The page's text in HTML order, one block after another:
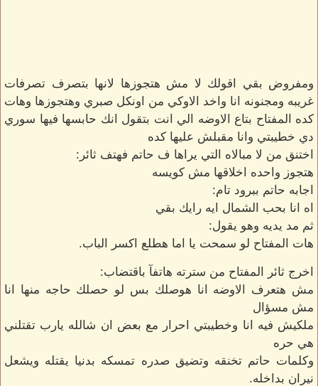
ومفروض بقي اقولك لا مش هتجوزها لانها بتصرف تصرفات
غريبه ومجنونه انا واخد الاوكي من اونكل صبري وهتجوزها وهات
كده المفتاح بتاع الاوضه الي انت بتقول انك حابسها فيها سوري
دي خطيبتي وانا مقبلش عليها كده
اختنق من لا مبالاه التي يراها ف حاتم فهتف ثائر:
هتجوز واحده اخلاقها مش كويسه
اجابه حاتم ببرود تام:
اه انا بحب الشمال ايه رايك بقي
ثم مد يديه وهو يقول:
هات المفتاح لو سمحت يا اما هطلع اكسر الباب.
اخرج ثائر المفتاح من سترته هاتفآ باقتضاب:
مش هتعرف الاوضه انا هوصلك بس لو حصلك حاجه منها انا
مش مسؤال
ملكيش فيه انا وخطيبتي احرار مع بعض ان شالله يارب تقتلني
هي حره
وكلمات حاتم تخنقه وتضيق صدره تمسكه بدنيا يقتله ويشعل
نيران بداخله.